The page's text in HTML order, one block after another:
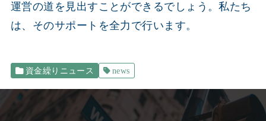
運営の道を見出すことができるでしょう。私たち
は、そのサポートを全力で行います。
資金繰りニュース news